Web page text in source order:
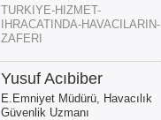
TURKIYE-HIZMET-
IHRACATINDA-HAVACILARIN-
ZAFERI
Yusuf Acıbiber
E.Emniyet Müdürü, Havacılık
Güvenlik Uzmanı